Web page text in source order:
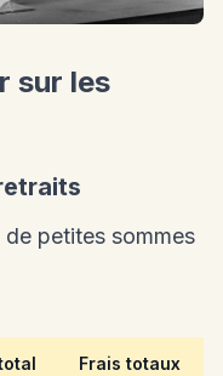
sur les
petites sommes
Frais totaux